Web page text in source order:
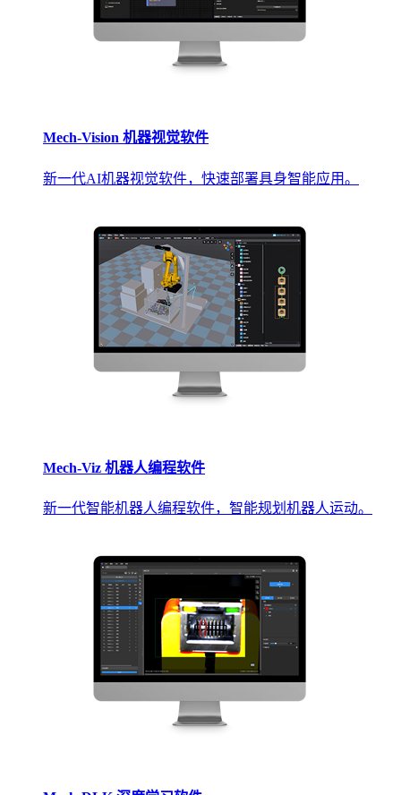
Mech-Vision 机器视觉软件
新一代AI机器视觉软件，快速部署具身智能应用。
Mech-Viz 机器人编程软件
新一代智能机器人编程软件，智能规划机器人运动。